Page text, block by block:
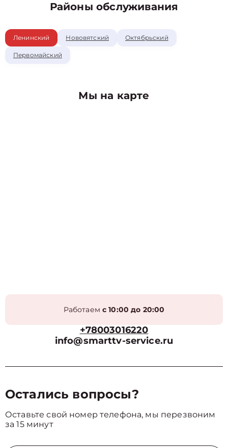
Районы обслуживания
Ленинский Нововятский Октябрьский
Первомайский
Мы на карте
Работаем с 10:00 до 20:00
+78003016220
info@smarttv-service.ru
Остались вопросы?
Оставьте свой номер телефона, мы перезвоним
за 15 минут